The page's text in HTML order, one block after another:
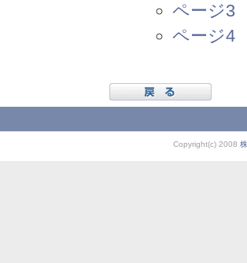
ページ3
ページ4
Copyright(c) 2008